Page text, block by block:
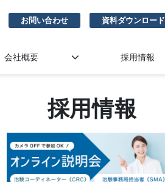
お問い合わせ 資料ダウンロード
会社概要 採用情報
採用情報